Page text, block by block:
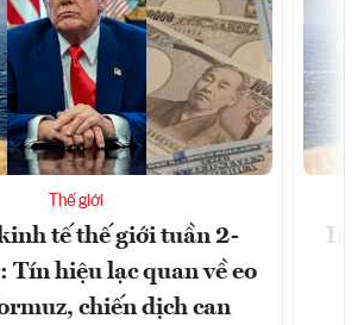
Thế giới
tế thế giới tuần 2-
hiệu lạc quan về eo
chiến dịch can